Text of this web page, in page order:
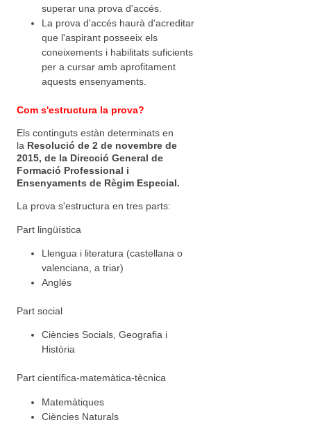
superar una prova d'accés.
La prova d'accés haurà d'acreditar
que l'aspirant posseeix els
coneixements i habilitats suficients
per a cursar amb aprofitament
aquests ensenyaments.
Com s'estructura la prova?
Els continguts estàn determinats en
la Resolució de 2 de novembre de
2015, de la Direcció General de
Formació Professional i
Ensenyaments de Règim Especial.
La prova s'estructura en tres parts:
Part lingüística
Llengua i literatura (castellana o
valenciana, a triar)
Anglés
Part social
Ciències Socials, Geografia i
Història
Part científica-matemàtica-tècnica
Matemàtiques
Ciències Naturals